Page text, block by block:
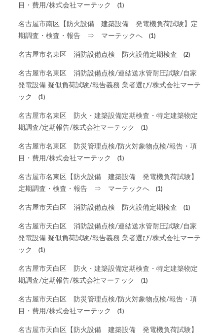
目・費用/株式会社マーテック
(1)
名古屋市南区【防火設備 建築設備 発電機負荷試験】定
期調査・検査・報告 ⇒ マーテックへ
(1)
名古屋市名東区 消防設備点検 防火設備定期検査 (2)
名古屋市名東区 消防設備点検/連結送水管耐圧試験/自家
発電設備 疑似負荷試験/報告義務 業者選び/株式会社マーテ
ック
(1)
名古屋市名東区 防火・建築設備定期検査・特定建築物定
期調査/定期報告/株式会社マーテック
(1)
名古屋市名東区 防災管理点検/防火対象物点検/報告・項
目・費用/株式会社マーテック
(1)
名古屋市名東区【防火設備 建築設備 発電機負荷試験】
定期調査・検査・報告 ⇒ マーテックへ
(1)
名古屋市天白区 消防設備点検 防火設備定期検査 (1)
名古屋市天白区 消防設備点検/連結送水管耐圧試験/自家
発電設備 疑似負荷試験/報告義務 業者選び/株式会社マーテ
ック
(1)
名古屋市天白区 防火・建築設備定期検査・特定建築物定
期調査/定期報告/株式会社マーテック
(1)
名古屋市天白区 防災管理点検/防火対象物点検/報告・項
目・費用/株式会社マーテック
(1)
名古屋市天白区【防火設備 建築設備 発電機負荷試験】